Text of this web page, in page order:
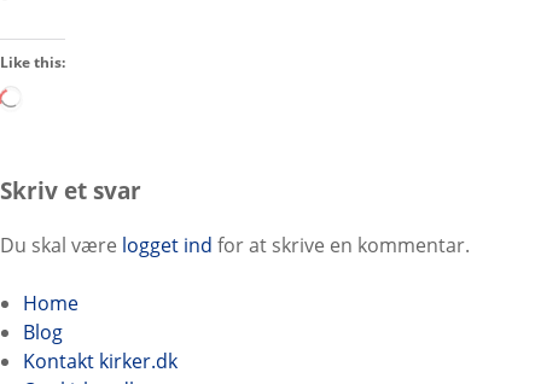
Like this:
d
n
…
Skriv et svar
Du skal være logget ind for at skrive en kommentar.
Home
Blog
Kontakt kirker.dk